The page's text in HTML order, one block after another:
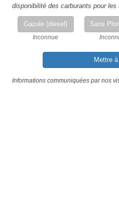
disponibilité des carburants pour les
Gazole (diesel)
Inconnue
Sans
Mettre
Informations communiquées par nos